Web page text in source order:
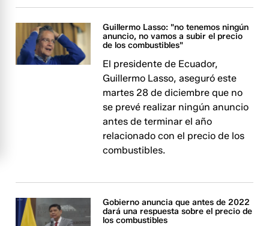
Guillermo Lasso: "no tenemos ningún
anuncio, no vamos a subir el precio
de los combustibles"
El presidente de Ecuador,
Guillermo Lasso, aseguró este
martes 28 de diciembre que no
se prevé realizar ningún anuncio
antes de terminar el año
relacionado con el precio de los
combustibles.
Gobierno anuncia que antes de 2022
dará una respuesta sobre el precio de
los combustibles